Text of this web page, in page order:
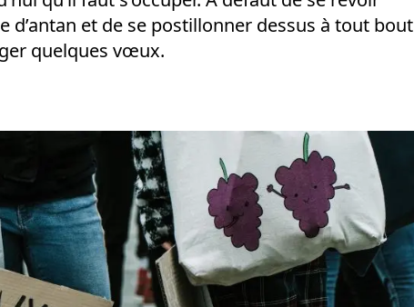
et de se postillonner dessus à tout bout
quelques vœux.